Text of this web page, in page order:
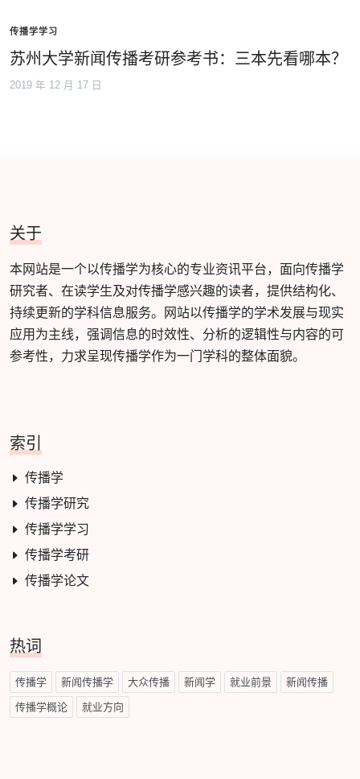
传播学学习
苏州大学新闻传播考研参考书：三本先看哪本？
2019 年 12 月 17 日
关于
本网站是一个以传播学为核心的专业资讯平台，面向传播学
研究者、在读学生及对传播学感兴趣的读者，提供结构化、
持续更新的学科信息服务。网站以传播学的学术发展与现实
应用为主线，强调信息的时效性、分析的逻辑性与内容的可
参考性，力求呈现传播学作为一门学科的整体面貌。
索引
传播学
传播学研究
传播学学习
传播学考研
传播学论文
热词
传播学 新闻传播学 大众传播 新闻学 就业前景 新闻传播
传播学概论 就业方向